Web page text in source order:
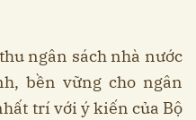
ngân sách nhà nước
bền vững cho ngân
trí với ý kiến của Bộ